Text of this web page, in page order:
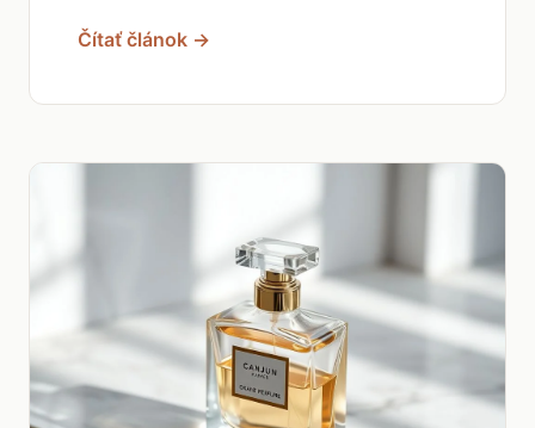
Čítať článok →